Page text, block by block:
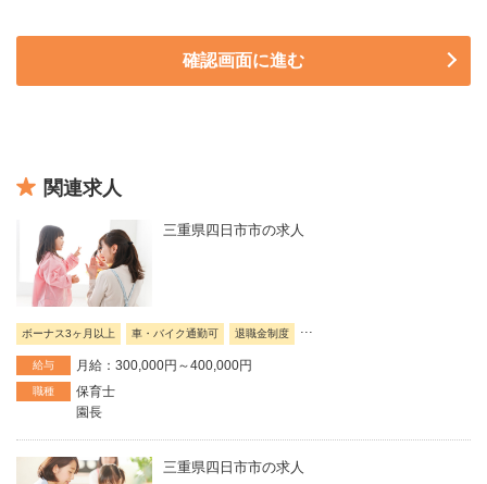
関連求人
三重県四日市市の求人
ボーナス3ヶ月以上 車・バイク通勤可 退職金制度 ...
給与 月給：300,000円～400,000円
職種
保育士
園長
三重県四日市市の求人